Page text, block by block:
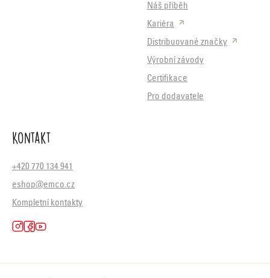
Náš příběh
Kariéra
Distribuované značky
Výrobní závody
Certifikace
Pro dodavatele
Kontakt
+420 770 134 941
eshop@emco.cz
Kompletní kontakty